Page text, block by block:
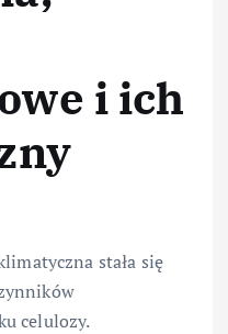
i ich
stała się
celulozy.